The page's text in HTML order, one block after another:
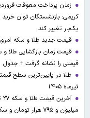
زمان پرداخت معوقات
یک‌بار تغییر کند
قیمت جدید طلا و سکه امروز ۲۶ تیرماه ۱۴۰۵/
قیمتی را نشانه گرفت + جدول
تیرماه ۱۴۰۵
میلیون و ۷۹۵ هزار تومان و سکه ۱۸۸ میلیون و ۵۰۰ هزار تومان شد